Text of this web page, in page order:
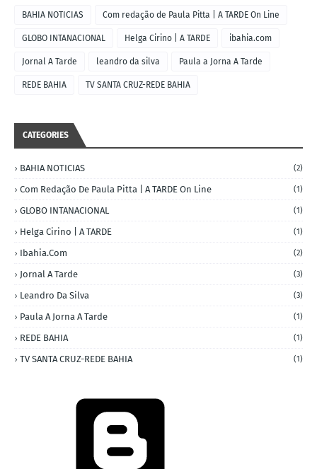
BAHIA NOTICIAS Com redação de Paula Pitta | A TARDE On Line
GLOBO INTANACIONAL Helga Cirino | A TARDE ibahia.com
Jornal A Tarde leandro da silva Paula a Jorna A Tarde
REDE BAHIA TV SANTA CRUZ-REDE BAHIA
CATEGORIES
BAHIA NOTICIAS (2)
Com Redação De Paula Pitta | A TARDE On Line (1)
GLOBO INTANACIONAL (1)
Helga Cirino | A TARDE (1)
Ibahia.com (2)
Jornal A Tarde (3)
Leandro Da Silva (3)
Paula A Jorna A Tarde (1)
REDE BAHIA (1)
TV SANTA CRUZ-REDE BAHIA (1)